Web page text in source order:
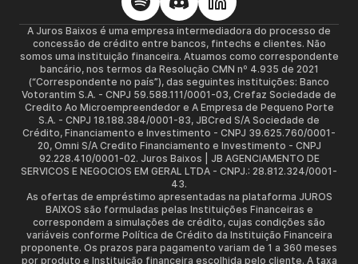
A Juros Baixos é uma empresa intermediadora do processo de
concessão de crédito entre bancos, fintechs e clientes. Não
somos uma instituição financeira. Atuamos como correspondente
bancário, nos termos da Resolução CMN nº 4.935 de 2021
(“Correspondente no país”), das seguintes instituições: Banco
Votorantim S.A. - CNPJ 59.588.111/0001-03, Crefaz Sociedade de
Credito Ao Microempreendedor e A Empresa de Pequeno Porte
S.A. - CNPJ 18.188.384/0001-83, JBCred S/A Sociedade de
Crédito, Financiamento e Investimento - CNPJ 39.625.760/0001-
20, Omni S/A Credito Financiamento e Investimento - CNPJ
92.228.410/0001-02. Juros Baixos | JB AGENCIAMENTO DE
SERVICOS E NEGOCIOS EM GERAL LTDA - CNPJ.: 28.812.324/0001-
43.
As ofertas de empréstimo apresentadas na plataforma JUROS
BAIXOS são formuladas pelas Instituições Financeiras e
correspondem a simulações de crédito, cujas condições são
variáveis conforme Política de Crédito da Instituição Financeira
proponente. Os prazos para pagamento variam de 1 a 360 meses
por produto e Instituição financeira escolhida pelo cliente. A taxa